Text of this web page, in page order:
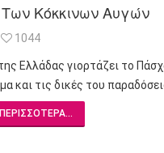
Κόκκινων Αυγών
1044
Ελλάδας γιορτάζει το
και τις δικές του